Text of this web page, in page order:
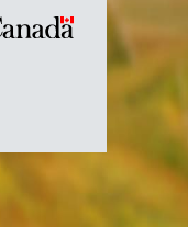
Symbole
Canada